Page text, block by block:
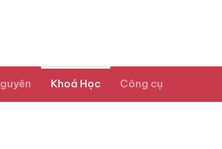
Khoá Học Công cụ